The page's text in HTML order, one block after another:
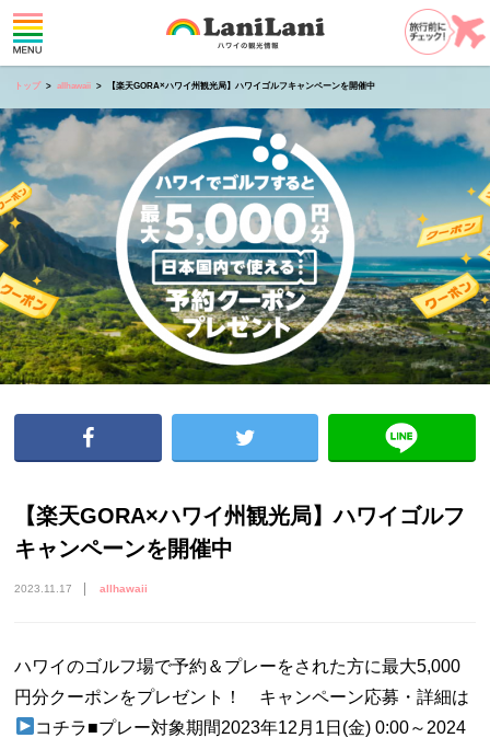
トップ allhawaii 【楽天GORA×ハワイ州観光局】ハワイゴルフキャンペーンを開催中
【楽天GORA×ハワイ州観光局】ハワイゴルフ
キャンペーンを開催中
2023.11.17 allhawaii
ハワイのゴルフ場で予約＆プレーをされた方に最大5,000
円分クーポンをプレゼント！ キャンペーン応募・詳細は
コチラ■プレー対象期間2023年12月1日(金) 0:00～2024